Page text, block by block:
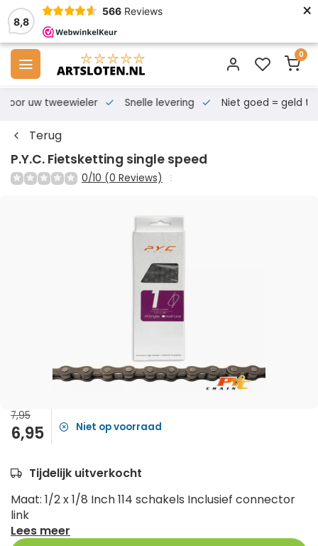
8,8
566 Reviews ×
0
voor uw tweewieler Snelle levering Niet goed = geld
Terug
P.Y.C. Fietsketting single speed
0/10 (0 Reviews)
7,95
6,95 Niet op voorraad
Tijdelijk uitverkocht
Maat: 1/2 x 1/8 Inch 114 schakels Inclusief connector
link
Lees meer